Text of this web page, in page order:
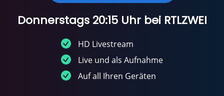
Donnerstags 20:15 Uhr bei RTLZWEI
HD Livestream
Live und als Aufnahme
Auf all Ihren Geräten